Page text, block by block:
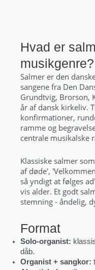
Hvad er
musikgenre?
Salmer er den
sangene fra Den
Grundtvig, Brorson,
år af dansk kirkeliv.
konfirmationer,
ramme og
centrale musikalske
Klassiske salmer
af døde',
så yndigt at følges
vis alder. Et godt
stemning - åndelig,
Format
Solo-organist:
dåb.
Organist + sangkor: